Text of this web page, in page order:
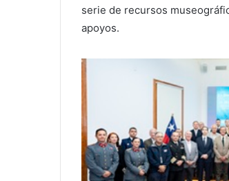
serie de recursos
apoyos.